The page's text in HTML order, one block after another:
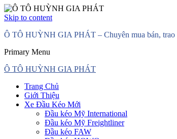
Skip to content
Ô TÔ HUỲNH GIA PHÁT – Chuyên mua bán, trao
Primary Menu
Ô TÔ HUỲNH GIA PHÁT
Trang Chủ
Giới Thiệu
Xe Đầu Kéo Mới
Đầu kéo Mỹ International
Đầu kéo Mỹ Freightliner
Đầu kéo FAW